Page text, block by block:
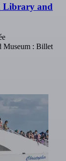
Library and
Museum : Billet